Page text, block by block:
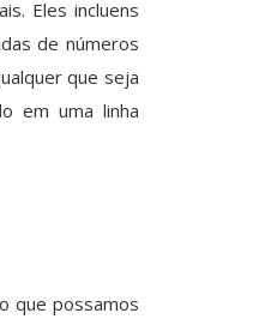
Eles incluens
de números
que seja
em uma linha
que possamos